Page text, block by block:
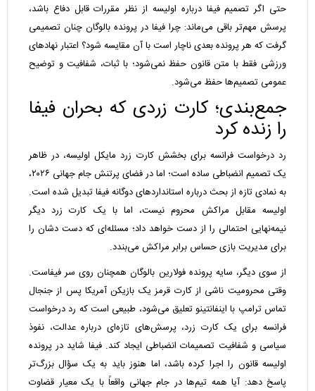
حتی اگر تصمیم فیفا درباره اولیسه از نظر مقررات قابل دفاع باشد،
پرسش مهم‌تر باقی می‌ماند: چرا فیفا در پرونده بالوگان چنان تصمیمی
گرفت که هر پرونده بعدی ناچار است با آن مقایسه شود؟ اعتبار نهادهای
ورزشی فقط با متن قانون حفظ نمی‌شود؛ با ثبات، شفافیت و توضیح
عمومی تصمیم‌ها حفظ می‌شود.
جمع‌بندی؛ کارت زردی که بحران فیفا
را زنده کرد
رد درخواست فرانسه برای بخشش کارت زرد مایکل اولیسه، در ظاهر
یک تصمیم انضباطی ساده است؛ اما در فضای پرتنش جام جهانی ۲۰۲۶،
به نمادی تازه از بحث درباره استانداردهای دوگانه فیفا تبدیل شده است.
اولیسه مقابل مراکش محروم نیست، اما با یک کارت زرد دیگر
نیمه‌نهایی احتمالی را از دست خواهد داد؛ مسئله‌ای که دست دشان را
برای مدیریت بازی حساس برابر مراکش می‌بندد.
از سوی دیگر، سایه پرونده فولارین بالوگان همچنان روی سر فیفاست.
وقتی محرومیت ناشی از کارت قرمز یک بازیکن آمریکا پس از جنجال
تماس ترامپ با اینفانتینو تعلیق می‌شود، طبیعی است که رد درخواست
فرانسه برای یک کارت زرد، پرسش‌های تازه‌ای درباره عدالت، نفوذ
سیاسی و شفافیت تصمیمات انضباطی ایجاد کند. فیفا شاید در پرونده
اولیسه قانون را اجرا کرده باشد، اما هنوز باید به یک سؤال بزرگ‌تر
پاسخ دهد: آیا همه تیم‌ها در جام جهانی واقعاً با یک معیار قضاوت